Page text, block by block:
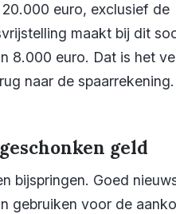
euro, exclusief de
maakt bij dit
8.000 euro. Dat is het
naar de spaarrekening.
geld
bijspringen. Goed
gebruiken voor de